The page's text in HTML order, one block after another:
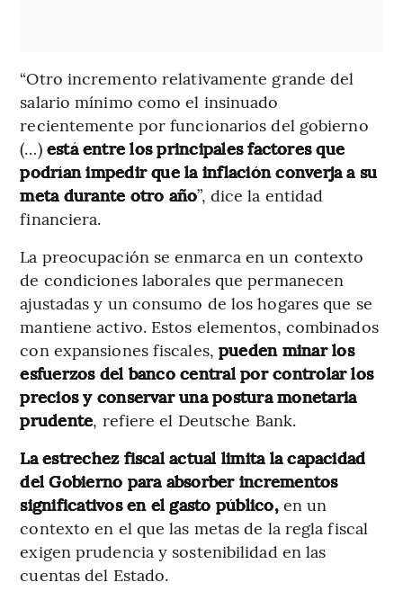
“Otro incremento relativamente grande del
salario mínimo como el insinuado
recientemente por funcionarios del gobierno
(…) está entre los principales factores que
podrían impedir que la inflación converja a su
meta durante otro año”, dice la entidad
financiera.
La preocupación se enmarca en un contexto
de condiciones laborales que permanecen
ajustadas y un consumo de los hogares que se
mantiene activo. Estos elementos, combinados
con expansiones fiscales, pueden minar los
esfuerzos del banco central por controlar los
precios y conservar una postura monetaria
prudente, refiere el Deutsche Bank.
La estrechez fiscal actual limita la capacidad
del Gobierno para absorber incrementos
significativos en el gasto público,en un
contexto en el que las metas de la regla fiscal
exigen prudencia y sostenibilidad en las
cuentas del Estado.